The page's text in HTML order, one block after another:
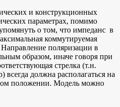
и конструкционных
параметрах, помимо
о том, что импеданс в
коммутируемая
поляризации в
образом, иначе говоря при
стрелка (т.н.
должна располагаться на
положении. Модель можно